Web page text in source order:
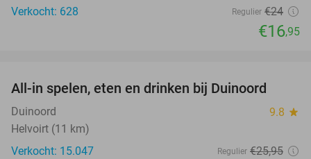
Verkocht: 628
Regulier €24
€16,95
All-in spelen, eten en drinken bij Duinoord
Duinoord 9.8 star
Helvoirt (11 km)
Verkocht: 15.047
Regulier €25,95